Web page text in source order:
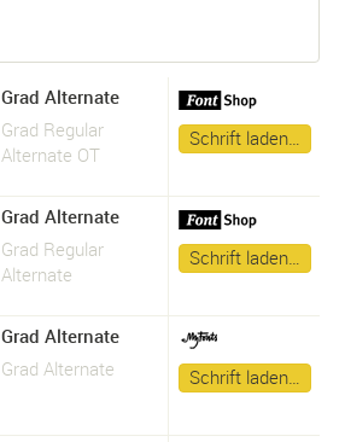
Grad Alternate
Grad Regular
Alternate OT
Schrift laden…
Grad Alternate
Grad Regular
Alternate
Schrift laden…
Grad Alternate
Grad Alternate
Schrift laden…